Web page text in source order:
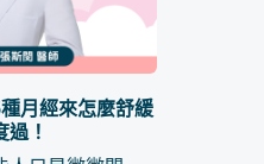
月經來怎麼舒緩
過！